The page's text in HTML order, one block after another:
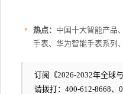
热点： 中国十大智能产品
手表、华为智能手表系列
订阅《2026-2032年全球
请拨打：400-612-8668